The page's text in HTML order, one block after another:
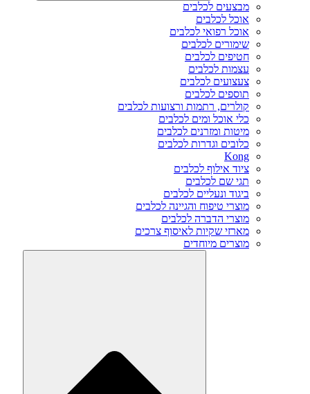
מבצעים לכלבים
אוכל לכלבים
אוכל רפואי לכלבים
שימורים לכלבים
חטיפים לכלבים
עצמות לכלבים
צעצועים לכלבים
תוספים לכלבים
קולרים, רתמות ורצועות לכלבים
כלי אוכל ומים לכלבים
מיטות ומזרנים לכלבים
כלובים וגדרות לכלבים
Kong
ציוד אילוף לכלבים
תגי שם לכלבים
ביגוד ונעליים לכלבים
מוצרי טיפוח והגיינה לכלבים
מוצרי הדברה לכלבים
מארזי שקיות לאיסוף צרכים
מוצרים מיוחדים